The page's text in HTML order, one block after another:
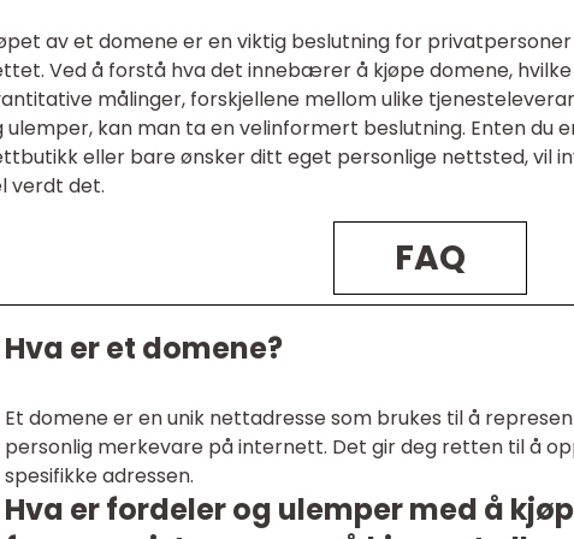
av et domene er en viktig beslutning for
Ved å forstå hva det innebærer å kjøpe domene,
målinger, forskjellene mellom ulike
ulemper, kan man ta en velinformert beslutning. Enten du
eller bare ønsker ditt eget personlige nettsted, vil
verdt det.
FAQ
Hva er et domene?
Et domene er en unik nettadresse som brukes til å
personlig merkevare på internett. Det gir deg retten til å
spesifikke adressen.
Hva er fordeler og ulemper med å